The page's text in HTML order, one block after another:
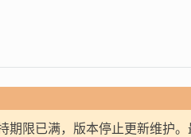
期限已满，版本停止更新维护